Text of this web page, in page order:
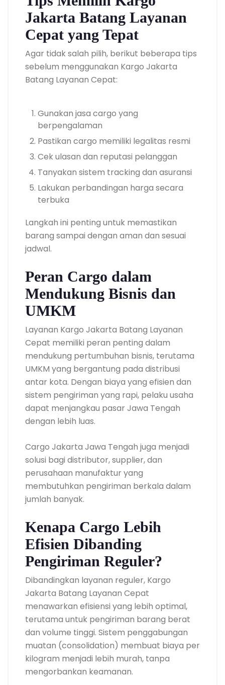
Jakarta Batang Layanan
Cepat yang Tepat
Agar tidak salah pilih, berikut beberapa tips
sebelum menggunakan Kargo Jakarta
Batang Layanan Cepat:
Gunakan jasa cargo yang
berpengalaman
Pastikan cargo memiliki legalitas resmi
Cek ulasan dan reputasi pelanggan
Tanyakan sistem tracking dan asuransi
Lakukan perbandingan harga secara
terbuka
Langkah ini penting untuk memastikan
barang sampai dengan aman dan sesuai
jadwal.
Peran Cargo dalam
Mendukung Bisnis dan
UMKM
Layanan Kargo Jakarta Batang Layanan
Cepat memiliki peran penting dalam
mendukung pertumbuhan bisnis, terutama
UMKM yang bergantung pada distribusi
antar kota. Dengan biaya yang efisien dan
sistem pengiriman yang rapi, pelaku usaha
dapat menjangkau pasar Jawa Tengah
dengan lebih luas.
Cargo Jakarta Jawa Tengah juga menjadi
solusi bagi distributor, supplier, dan
perusahaan manufaktur yang
membutuhkan pengiriman berkala dalam
jumlah banyak.
Kenapa Cargo Lebih
Efisien Dibanding
Pengiriman Reguler?
Dibandingkan layanan reguler, Kargo
Jakarta Batang Layanan Cepat
menawarkan efisiensi yang lebih optimal,
terutama untuk pengiriman barang berat
dan volume tinggi. Sistem penggabungan
muatan (consolidation) membuat biaya per
kilogram menjadi lebih murah, tanpa
mengorbankan keamanan.